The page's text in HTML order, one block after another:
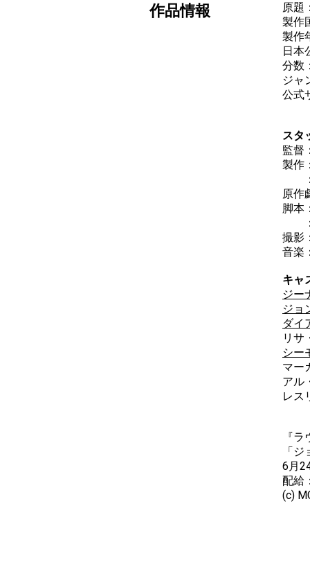
作品情報
原題
製作
製作
日本
分数
ジャ
公式
スタ
監督
製作
：
原作
脚本
撮影
音楽
キャ
ジー
ジョ
ダイ
リサ
シー
マー
アル
レス
『
「
6月
配給
(c)